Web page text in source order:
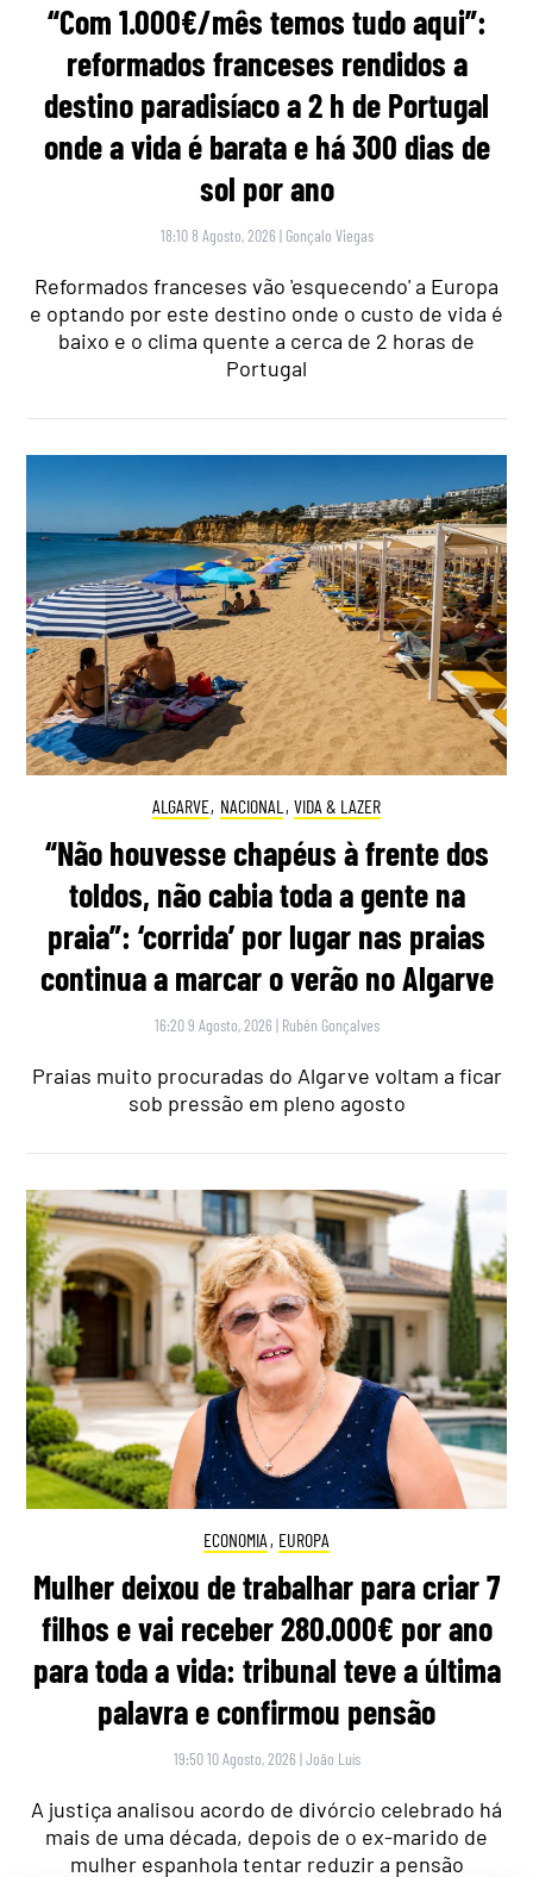
“Com 1.000€/mês temos tudo aqui”:
reformados franceses rendidos a
destino paradisíaco a 2 h de Portugal
onde a vida é barata e há 300 dias de
sol por ano
18:10 8 Agosto, 2026 | Gonçalo Viegas
Reformados franceses vão 'esquecendo' a Europa
e optando por este destino onde o custo de vida é
baixo e o clima quente a cerca de 2 horas de
Portugal
ALGARVE, NACIONAL , VIDA & LAZER
“Não houvesse chapéus à frente dos
toldos, não cabia toda a gente na
praia”: ‘corrida’ por lugar nas praias
continua a marcar o verão no Algarve
16:20 9 Agosto, 2026 | Rubén Gonçalves
Praias muito procuradas do Algarve voltam a ficar
sob pressão em pleno agosto
ECONOMIA , EUROPA
Mulher deixou de trabalhar para criar 7
filhos e vai receber 280.000€ por ano
para toda a vida: tribunal teve a última
palavra e confirmou pensão
19:50 10 Agosto, 2026 |João Luís
A justiça analisou acordo de divórcio celebrado há
mais de uma década, depois de o ex-marido de
mulher espanhola tentar reduzir a pensão